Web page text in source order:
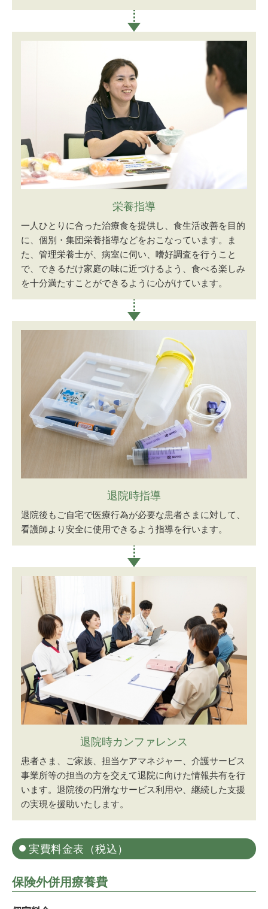
栄養指導
一人ひとりに合った治療食を提供し、食生活改善を目的
に、個別・集団栄養指導などをおこなっています。ま
た、管理栄養士が、病室に伺い、嗜好調査を行うこと
で、できるだけ家庭の味に近づけるよう、食べる楽しみ
を十分満たすことができるように心がけています。
退院時指導
退院後もご自宅で医療行為が必要な患者さまに対して、
看護師より安全に使用できるよう指導を行います。
退院時カンファレンス
患者さま、ご家族、担当ケアマネジャー、介護サービス
事業所等の担当の方を交えて退院に向けた情報共有を行
います。退院後の円滑なサービス利用や、継続した支援
の実現を援助いたします。
実費料金表（税込）
保険外併用療養費